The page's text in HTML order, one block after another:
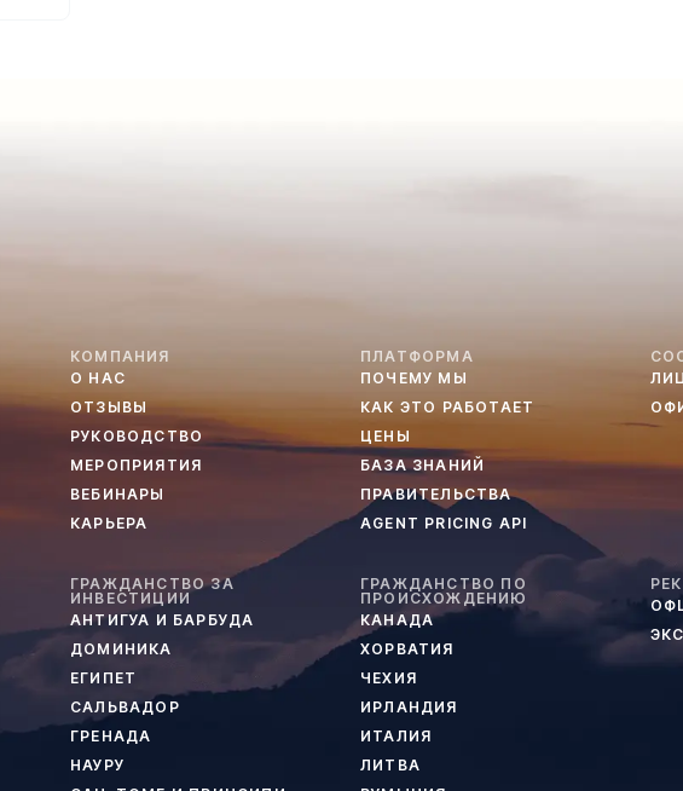
КОМПАНИЯ
О НАС
ОТЗЫВЫ
РУКОВОДСТВО
МЕРОПРИЯТИЯ
ВЕБИНАРЫ
КАРЬЕРА
ПЛАТФОРМА
ПОЧЕМУ МЫ
КАК ЭТО РАБОТАЕТ
ЦЕНЫ
БАЗА ЗНАНИЙ
ПРАВИТЕЛЬСТВА
AGENT PRICING API
ГРАЖДАНСТВО ЗА
ИНВЕСТИЦИИ
АНТИГУА И БАРБУДА
ДОМИНИКА
ЕГИПЕТ
САЛЬВАДОР
ГРЕНАДА
НАУРУ
ГРАЖДАНСТВО ПО
ПРОИСХОЖДЕНИЮ
КАНАДА
ХОРВАТИЯ
ЧЕХИЯ
ИРЛАНДИЯ
ИТАЛИЯ
ЛИТВА